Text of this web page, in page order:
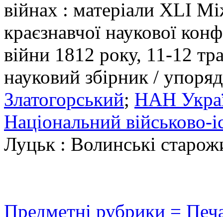
війнах : матеріали XLI
краєзнавчої наукової
війни 1812 року, 11-12
науковий збірник /
Златогорський; НАН
Національний військово-
Луцьк : Волинські
Предметні рубрики =